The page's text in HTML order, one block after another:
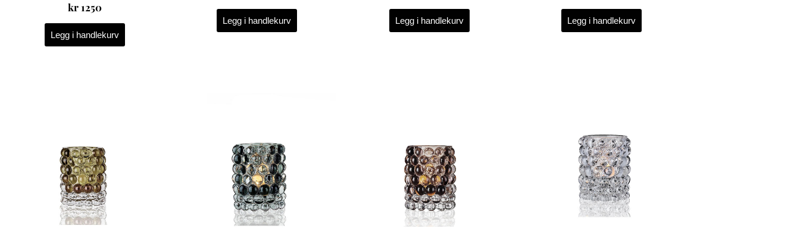
kr 1250
Legg i handlekurv
Legg i handlekurv Legg i handlekurv Legg i handlekurv